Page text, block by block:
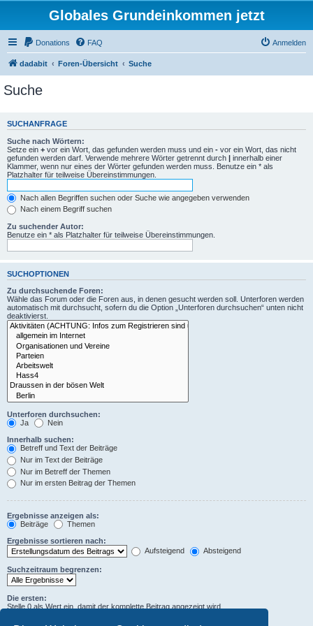
Globales Grundeinkommen jetzt
Donations FAQ Anmelden
dadabit Foren-Übersicht Suche
Suche
SUCHANFRAGE
Suche nach Wörtern:
Setze ein + vor ein Wort, das gefunden werden muss und ein - vor ein Wort, das nicht
gefunden werden darf. Verwende mehrere Wörter getrennt durch | innerhalb einer
Klammer, wenn nur eines der Wörter gefunden werden muss. Benutze ein * als
Platzhalter für teilweise Übereinstimmungen.
Nach allen Begriffen suchen oder Suche wie angegeben verwenden
Nach einem Begriff suchen
Zu suchender Autor:
Benutze ein * als Platzhalter für teilweise Übereinstimmungen.
SUCHOPTIONEN
Zu durchsuchende Foren:
Wähle das Forum oder die Foren aus, in denen gesucht werden soll. Unterforen werden
automatisch mit durchsucht, sofern du die Option „Unterforen durchsuchen“ unten nicht
deaktivierst.
Unterforen durchsuchen:
Ja
Nein
Innerhalb suchen:
Betreff und Text der Beiträge
Nur im Text der Beiträge
Nur im Betreff der Themen
Nur im ersten Beitrag der Themen
Ergebnisse anzeigen als:
Beiträge
Themen
Ergebnisse sortieren nach:
Aufsteigend
Absteigend
Suchzeitraum begrenzen:
Die ersten:
Stelle 0 als Wert ein, damit der komplette Beitrag angezeigt wird.